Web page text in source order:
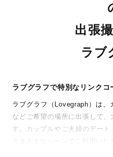
出張
ラブ
ラブグラフで特別なリンクコ
ラブグラフ（Lovegraph）は、
などご希望の場所に出張して
す。カップルやご夫婦のデート